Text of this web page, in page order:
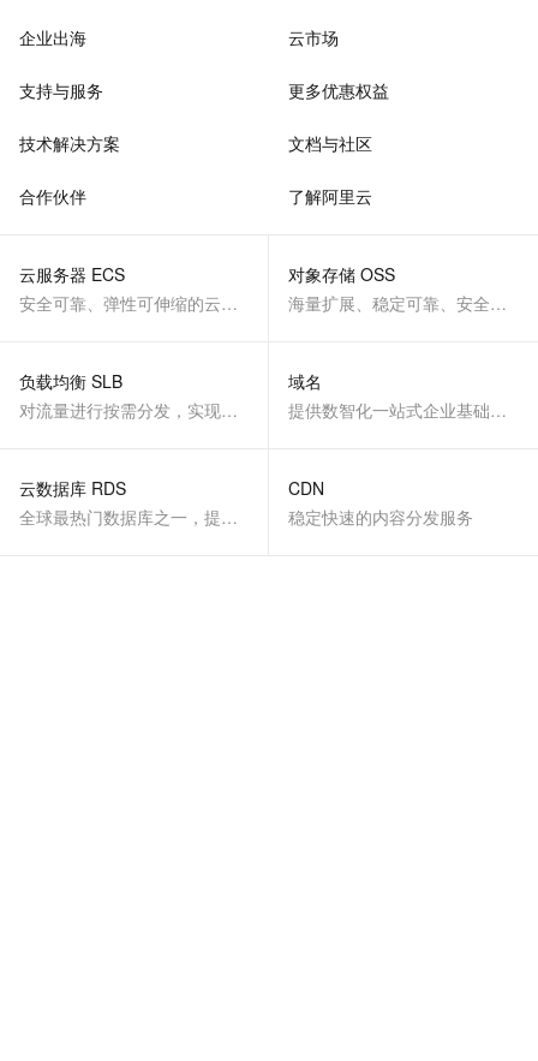
企业出海 云市场
支持与服务 更多优惠权益
技术解决方案 文档与社区
合作伙伴 了解阿里云
云服务器 ECS
安全可靠、弹性可伸缩的云计算服务
对象存储 OSS
海量扩展、稳定可靠、安全、低成本、智能
负载均衡 SLB
对流量进行按需分发，实现应用高可用
域名
提供数智化一站式企业基础服务
云数据库 RDS
全球最热门数据库之一，提供全托管的稳定服务
CDN
稳定快速的内容分发服务